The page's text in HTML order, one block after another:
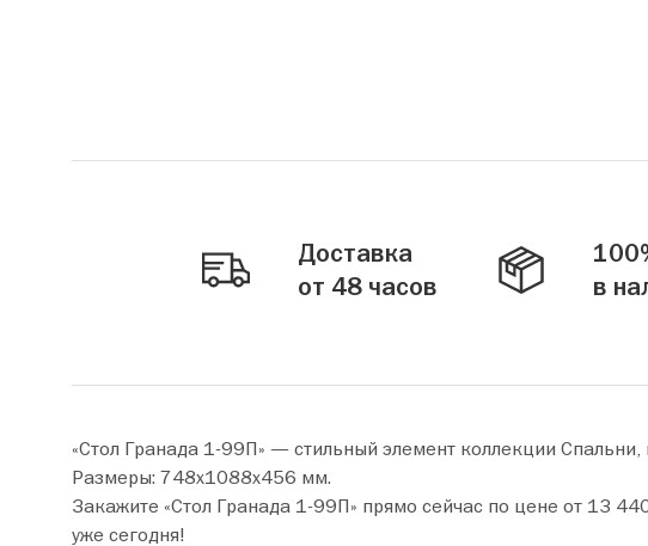
Доставка
от 48 часов
в
«Стол Гранада 1-99П» — стильный элемент коллекции
Размеры: 748х1088х456 мм.
Закажите «Стол Гранада 1-99П» прямо сейчас по цене от 13 440 руб. Добавьте товар в корзину и оформите покупку всего за пару минут. Сделайте
уже сегодня!